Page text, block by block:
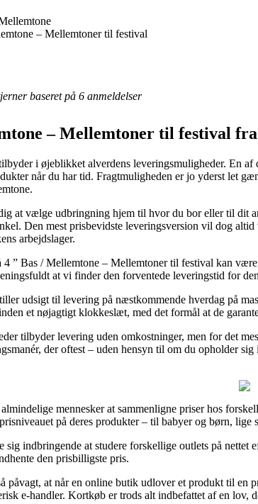
– Mellemtoner til festival
baseret på 6 anmeldelser
– Mellemtoner til festival
i øjeblikket alverdens leveringsmuligheder. En
når du har tid. Fragtmuligheden er jo yderst let
at vælge udbringning hjem til hvor du bor eller til dit
Den mest prisbevidste leveringsversion vil dog
arbejdslager.
4 ” Bas / Mellemtone – Mellemtoner til festival kan
at vi finder den forventede leveringstid for
udsigt til levering på næstkommende hverdag på
et nøjagtigt klokkeslæt, med det formål at de
tilbyder levering uden omkostninger, men for det
der oftest – uden hensyn til om du opholder
mennesker at sammenligne priser hos
på deres produkter – til babyer og børn,
sig indbringende at studere forskellige outlets på
den prisbilligste pris.
påvagt, at når en online butik udlover et produkt til en
e-handler. Kortkøb er trods alt indbefattet af en lov,